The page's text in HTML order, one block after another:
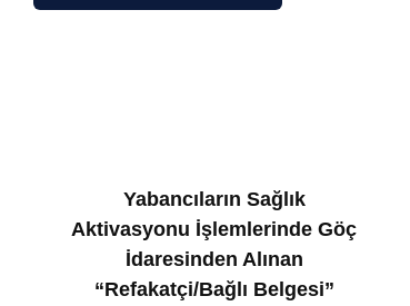
Yabancıların Sağlık
Aktivasyonu İşlemlerinde Göç
İdaresinden Alınan
“Refakatçi/Bağlı Belgesi”